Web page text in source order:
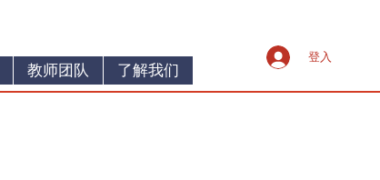
教师团队 了解我们
登入